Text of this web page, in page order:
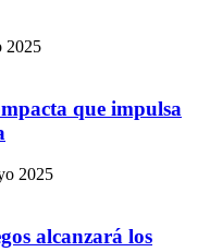
2025
que impulsa
2025
alcanzará los